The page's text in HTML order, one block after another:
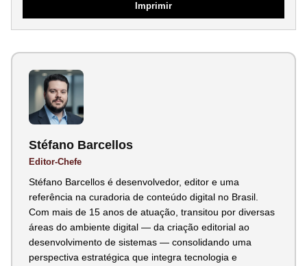
Imprimir
Stéfano Barcellos
Editor-Chefe
Stéfano Barcellos é desenvolvedor, editor e uma
referência na curadoria de conteúdo digital no Brasil.
Com mais de 15 anos de atuação, transitou por diversas
áreas do ambiente digital — da criação editorial ao
desenvolvimento de sistemas — consolidando uma
perspectiva estratégica que integra tecnologia e